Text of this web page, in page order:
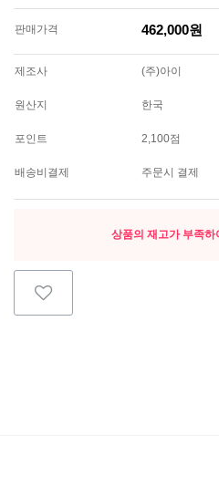
판매가격 462,000원
제조사 (주)아이
원산지 한국
포인트 2,100점
배송비결제 주문시 결제
상품의 재고가 부족